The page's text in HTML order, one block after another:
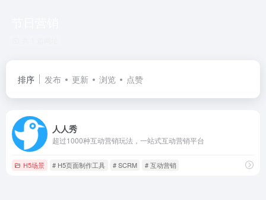
排序 发布 更新 浏览 点赞
人人秀
超过1000种互动营销玩法，一站式互动营销平台
H5场景 # H5页面制作工具 # SCRM # 互动营销